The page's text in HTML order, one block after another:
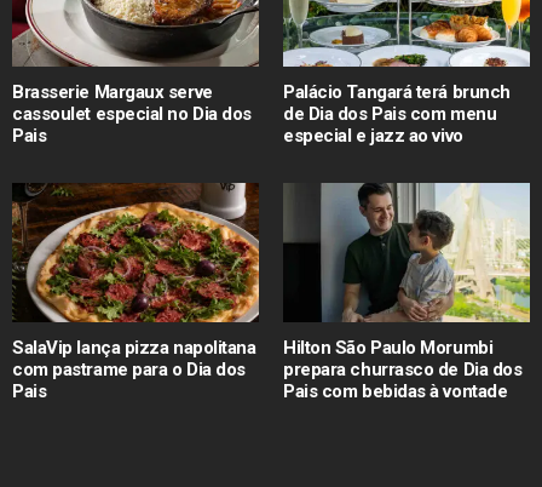
Brasserie Margaux serve
cassoulet especial no Dia dos
Pais
Palácio Tangará terá brunch
de Dia dos Pais com menu
especial e jazz ao vivo
SalaVip lança pizza napolitana
com pastrame para o Dia dos
Pais
Hilton São Paulo Morumbi
prepara churrasco de Dia dos
Pais com bebidas à vontade